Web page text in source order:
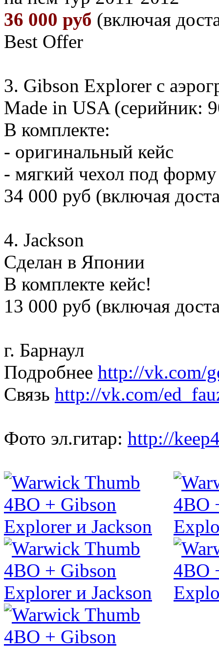
36 000 руб (включая
Best Offer
3. Gibson Explorer с
Made in USA (серийник:
В комплекте:
- оригинальный кейс
- мягкий чехол под форму
34 000 руб (включая
4. Jackson
Сделан в Японии
В комплекте кейс!
13 000 руб (включая
г. Барнаул
Подробнее http://vk.com/
Связь http://vk.com/
Фото эл.гитар: http://